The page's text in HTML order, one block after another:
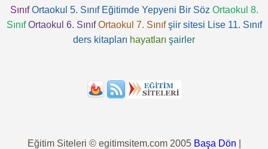
Sınıf Ortaokul 5. Sınıf Eğitimde Yepyeni Bir Söz Ortaokul 8.
Sınıf Ortaokul 6. Sınıf Ortaokul 7. Sınıf şiir sitesi Lise 11. Sınıf
ders kitapları hayatları şairler
Eğitim Siteleri © egitimsitem.com 2005 Başa Dön